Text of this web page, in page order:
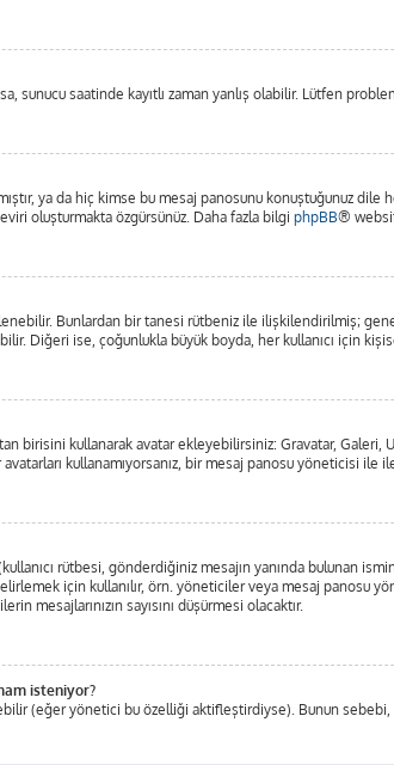
sunucu saatinde kayıtlı zaman yanlış olabilir. Lütfen
ya da hiç kimse bu mesaj panosunu konuştuğunuz
oluşturmakta özgürsünüz. Daha fazla bilgi phpBB®
Bunlardan bir tanesi rütbeniz ile ilişkilendirilmiş;
Diğeri ise, çoğunlukla büyük boyda, her kullanıcı için
birisini kullanarak avatar ekleyebilirsiniz: Gravatar, Galeri,
kullanamıyorsanız, bir mesaj panosu yöneticisi ile
rütbesi, gönderdiğiniz mesajın yanında bulunan
için kullanılır, örn. yöneticiler veya mesaj
mesajlarınızın sayısını düşürmesi olacaktır.
isteniyor?
(eğer yönetici bu özelliği aktifleştirdiyse). Bunun